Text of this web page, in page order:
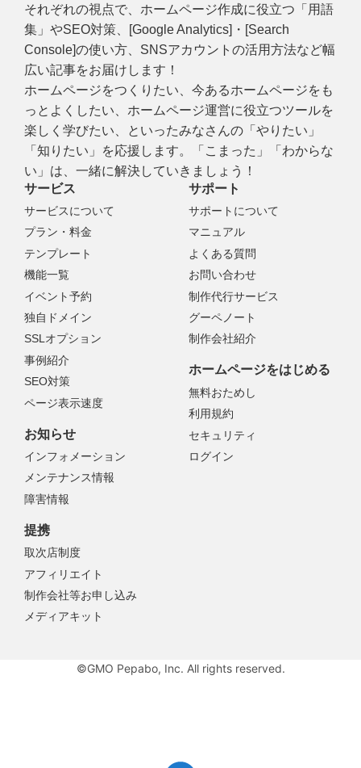
それぞれの視点で、ホームページ作成に役立つ「用語
集」やSEO対策、[Google Analytics]・[Search
Console]の使い方、SNSアカウントの活用方法など幅
広い記事をお届けします！
ホームページをつくりたい、今あるホームページをも
っとよくしたい、ホームページ運営に役立つツールを
楽しく学びたい、といったみなさんの「やりたい」
「知りたい」を応援します。「こまった」「わからな
い」は、一緒に解決していきましょう！
サービス
サービスについて
プラン・料金
テンプレート
機能一覧
イベント予約
独自ドメイン
SSLオプション
事例紹介
SEO対策
ページ表示速度
サポート
サポートについて
マニュアル
よくある質問
お問い合わせ
制作代行サービス
グーペノート
制作会社紹介
お知らせ
インフォメーション
メンテナンス情報
障害情報
提携
取次店制度
アフィリエイト
制作会社等お申し込み
メディアキット
ホームページをはじめる
無料おためし
利用規約
セキュリティ
ログイン
©GMO Pepabo, Inc. All rights reserved.